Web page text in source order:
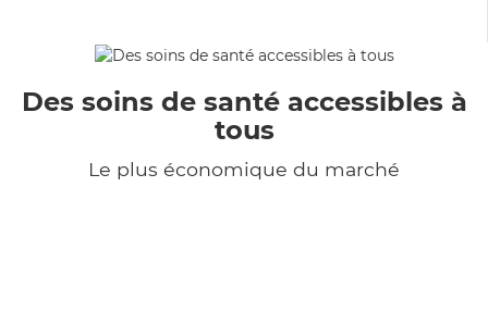
Des soins de santé accessibles à
tous
Le plus économique du marché